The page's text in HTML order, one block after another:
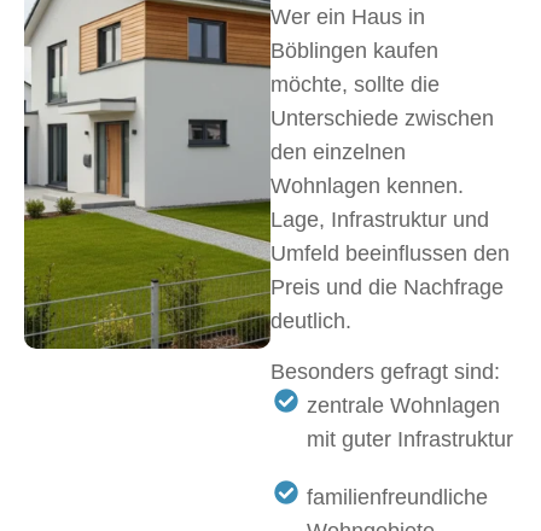
Wer ein Haus in
Böblingen kaufen
möchte, sollte die
Unterschiede zwischen
den einzelnen
Wohnlagen kennen.
Lage, Infrastruktur und
Umfeld beeinflussen den
Preis und die Nachfrage
deutlich.
Besonders gefragt sind:
zentrale Wohnlagen
mit guter Infrastruktur
familienfreundliche